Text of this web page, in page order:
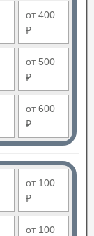
от 400
₽
от 500
₽
от 600
₽
от 100
₽
от 100